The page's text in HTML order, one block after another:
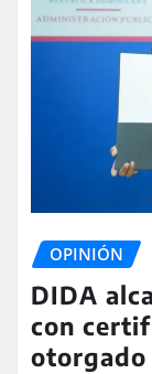
OPINIÓN
DIDA
con
otorgado